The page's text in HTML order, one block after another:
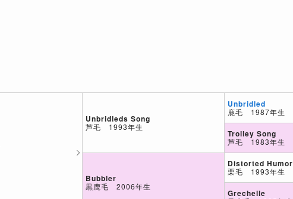
Unbridleds Song
芦毛 1993年生
Bubbler
黒鹿毛 2006年生
Unbridled
鹿毛 1987年生
Trolley Song
芦毛 1983年生
Distorted Humor
栗毛 1993年生
Grechelle